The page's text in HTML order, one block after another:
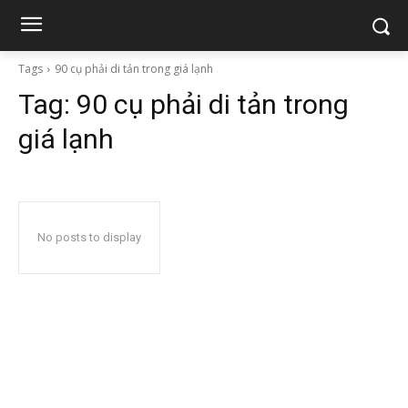
Tags 90 cụ phải di tản trong giá lạnh
Tag: 90 cụ phải di tản trong
giá lạnh
No posts to display